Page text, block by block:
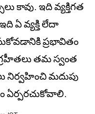
కావు. ఇది వ్యక్తిగత
ఏ వ్యక్తి లేదా
ప్రభావితం
తమ స్వంత
నిర్వహించి మదుపు
ఏర్పరచుకోవాలి.